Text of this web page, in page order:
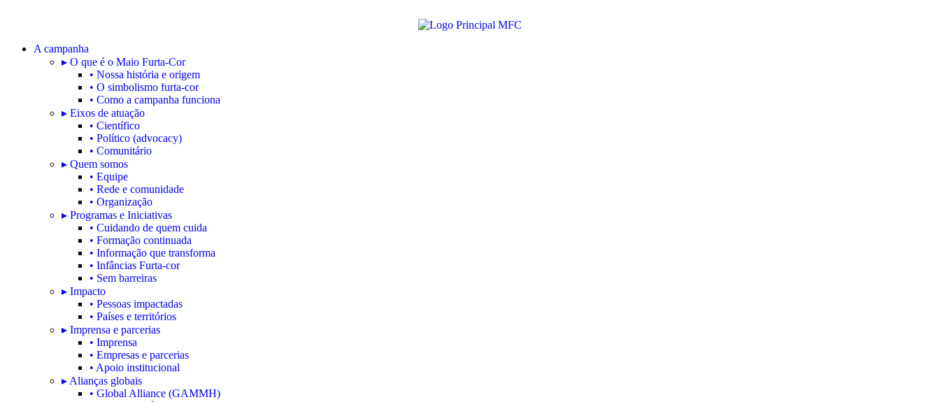
A campanha
▸ O que é o Maio Furta-Cor
• Nossa história e origem
• O simbolismo furta-cor
• Como a campanha funciona
▸ Eixos de atuação
• Científico
• Político (advocacy)
• Comunitário
▸ Quem somos
• Equipe
• Rede e comunidade
• Organização
▸ Programas e Iniciativas
• Cuidando de quem cuida
• Formação continuada
• Informação que transforma
• Infâncias Furta-cor
• Sem barreiras
▸ Impacto
• Pessoas impactadas
• Países e territórios
▸ Imprensa e parcerias
• Imprensa
• Empresas e parcerias
• Apoio institucional
▸ Alianças globais
• Global Alliance (GAMMH)